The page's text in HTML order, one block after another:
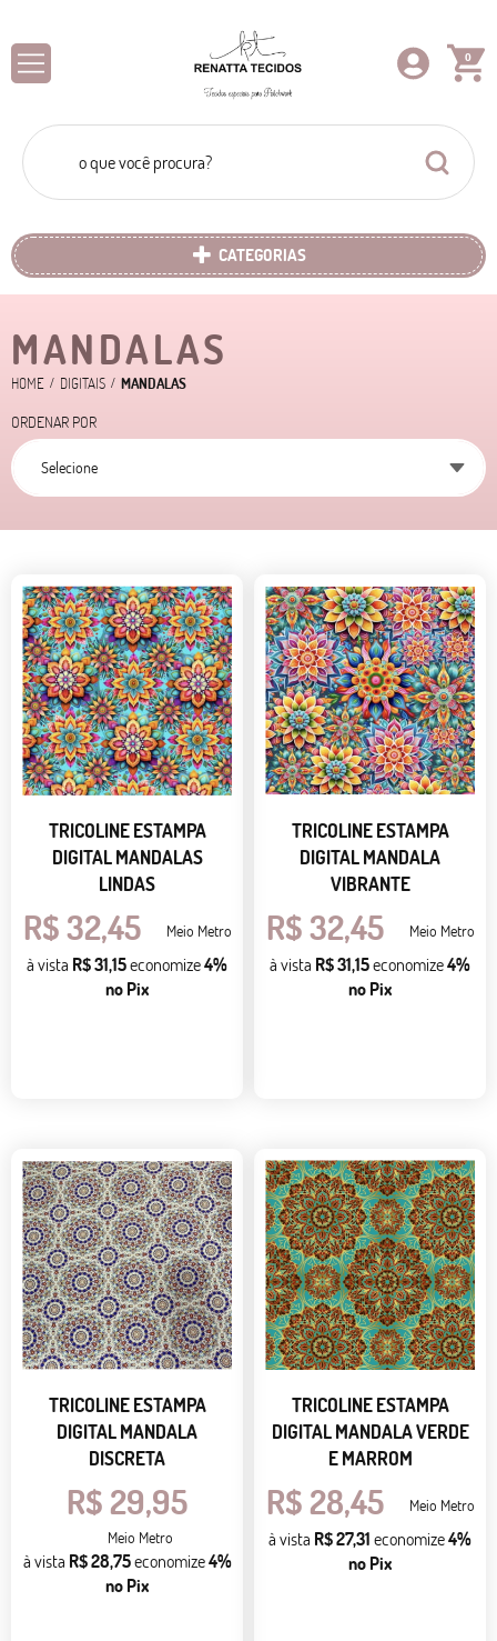
0
CATEGORIAS
MANDALAS
HOME DIGITAIS MANDALAS
ORDENAR POR
Selecione
TRICOLINE ESTAMPA
DIGITAL MANDALAS
LINDAS
R$ 32,45 Meio Metro
à vista R$ 31,15economize4%
no Pix
TRICOLINE ESTAMPA
DIGITAL MANDALA
VIBRANTE
R$ 32,45 Meio Metro
à vista R$ 31,15economize4%
no Pix
TRICOLINE ESTAMPA
DIGITAL MANDALA
DISCRETA
R$ 29,95
Meio Metro
à vista R$ 28,75economize4%
no Pix
TRICOLINE ESTAMPA
DIGITAL MANDALA VERDE
E MARROM
R$ 28,45 Meio Metro
à vista R$ 27,31 economize4%
no Pix